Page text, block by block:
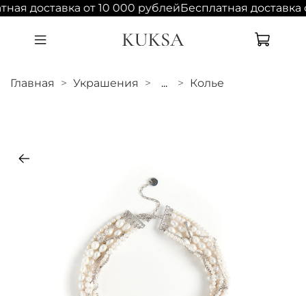
доставка от 10 000 рублейБесплатная доставка
Главная Украшения ... Колье